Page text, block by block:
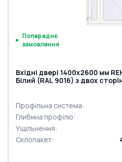
Попереднє
замовлення
Вхідні двері 1400x2600 мм
Білий (RAL 9016) з двох
Профільна система:
Глибина профілю:
Ущільнення:
Склопакет: